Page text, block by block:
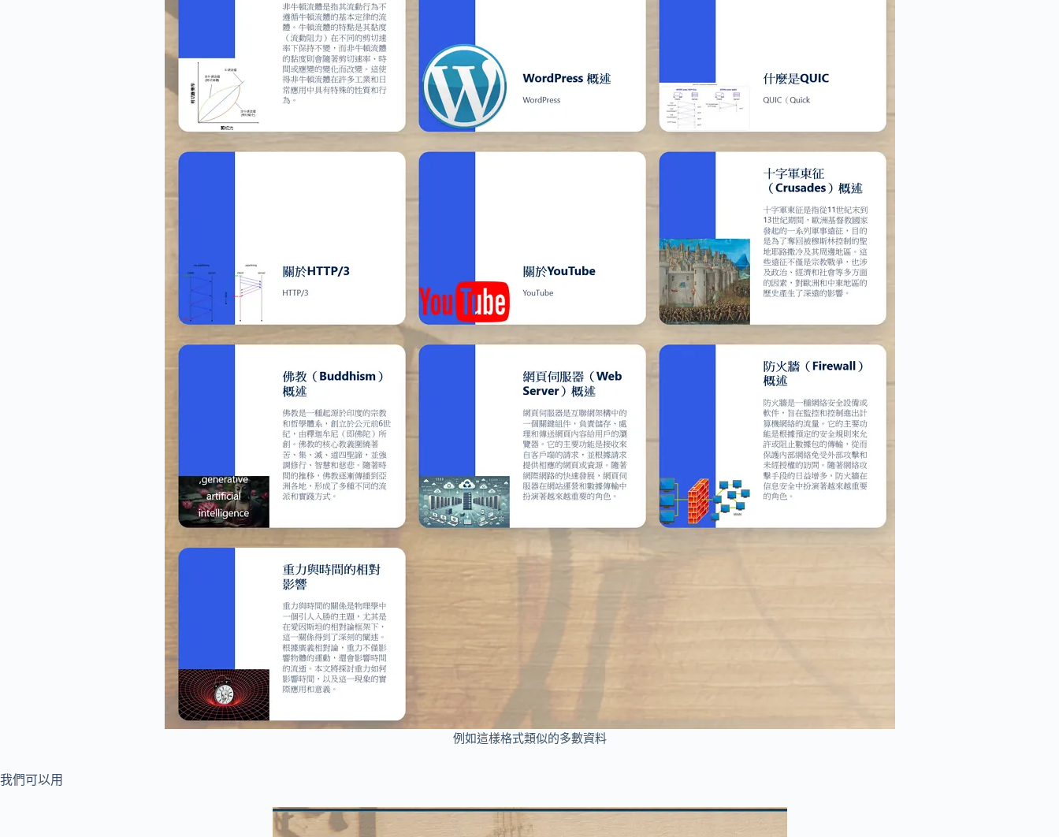
例如這樣格式類似的多數資料
我們可以用